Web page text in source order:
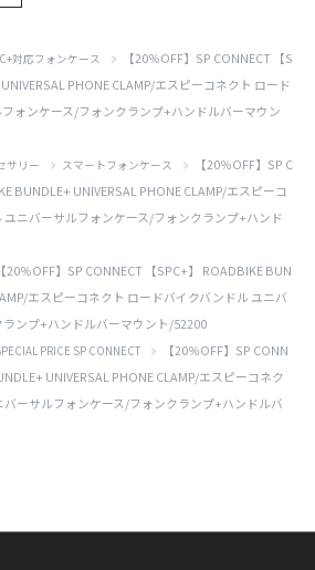
対応フォンケース
【20％OFF】SP CONNECT 【S
PHONE CLAMP/エスピーコネクト ロード
ォンケース/フォンクランプ+ハンドルバーマウン
サリー スマートフォンケース
【20％OFF】SP C
BUNDLE+ UNIVERSAL PHONE CLAMP/エスピーコ
ニバーサルフォンケース/フォンクランプ+ハンド
【20％OFF】SP CONNECT 【SPC+】 ROADBIKE BUN
エスピーコネクト ロードバイクバンドル ユニバ
ンプ+ハンドルバーマウント/52200
PRICE SP CONNECT
【20％OFF】SP CONN
UNIVERSAL PHONE CLAMP/エスピーコネク
バーサルフォンケース/フォンクランプ+ハンドルバ